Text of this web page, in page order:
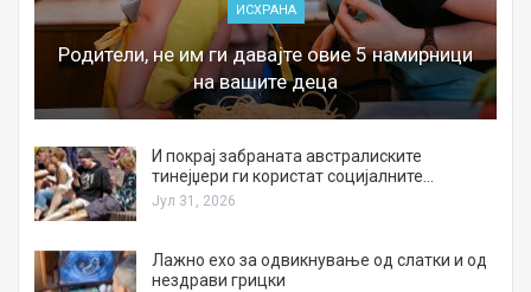
ИСХРАНА
Родители, не им ги давајте овие 5 намирници
на вашите деца
И покрај забраната австралиските
тинејџери ги користат социјалните…
Јул 31, 2026
Лажно ехо за одвикнување од слатки и од
нездрави грицки